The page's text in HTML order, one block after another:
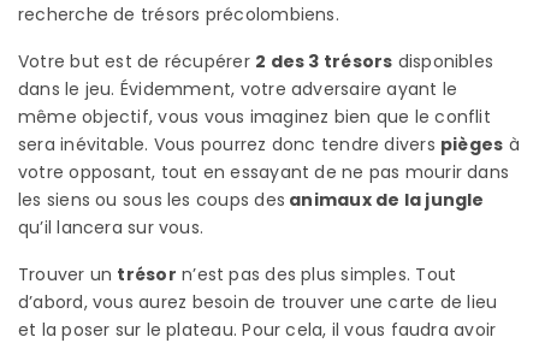
recherche de trésors précolombiens.
Votre but est de récupérer 2 des 3 trésors disponibles
dans le jeu. Évidemment, votre adversaire ayant le
même objectif, vous vous imaginez bien que le conflit
sera inévitable. Vous pourrez donc tendre divers pièges à
votre opposant, tout en essayant de ne pas mourir dans
les siens ou sous les coups des animaux de la jungle
qu’il lancera sur vous.
Trouver un trésor n’est pas des plus simples. Tout
d’abord, vous aurez besoin de trouver une carte de lieu
et la poser sur le plateau. Pour cela, il vous faudra avoir